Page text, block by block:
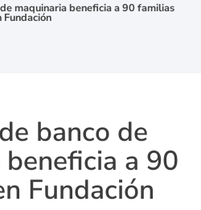
maquinaria beneficia a 90 familias
Fundación
banco de
a 90
Fundación